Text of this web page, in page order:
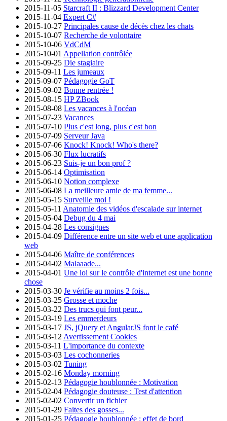
2015-11-05 Starcraft II : Blizzard Development Center
2015-11-04 Expert C#
2015-10-27 Principales cause de décès chez les chats
2015-10-07 Recherche de volontaire
2015-10-06 VdCdM
2015-10-01 Appellation contrôlée
2015-09-25 Die stagiaire
2015-09-11 Les jumeaux
2015-09-07 Pédagogie GoT
2015-09-02 Bonne rentrée !
2015-08-15 HP ZBook
2015-08-08 Les vacances à l'océan
2015-07-23 Vacances
2015-07-10 Plus c'est long, plus c'est bon
2015-07-09 Serveur Java
2015-07-06 Knock! Knock! Who's there?
2015-06-30 Flux lucratifs
2015-06-23 Suis-je un bon prof ?
2015-06-14 Optimisation
2015-06-10 Notion complexe
2015-06-08 La meilleure amie de ma femme...
2015-05-15 Surveille moi !
2015-05-11 Anatomie des vidéos d'escalade sur internet
2015-05-04 Debug du 4 mai
2015-04-28 Les consignes
2015-04-09 Différence entre un site web et une application
web
2015-04-06 Maître de conférences
2015-04-02 Malaaade...
2015-04-01 Une loi sur le contrôle d'internet est une bonne
chose
2015-03-30 Je vérifie au moins 2 fois...
2015-03-25 Grosse et moche
2015-03-22 Des trucs qui font peur...
2015-03-19 Les emmerdeurs
2015-03-17 JS, jQuery et AngularJS font le café
2015-03-12 Avertissement Cookies
2015-03-11 L'importance du contexte
2015-03-03 Les cochonneries
2015-03-02 Tuning
2015-02-16 Monday morning
2015-02-13 Pédagogie houblonnée : Motivation
2015-02-04 Pédagogie douteuse : Test d'attention
2015-02-02 Convertir un fichier
2015-01-29 Faites des gosses...
2015-01-25 Pédagogie houblonnée : effet de bord